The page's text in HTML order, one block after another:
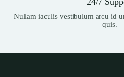
24/7
Nullam iaculis vestibulum arcu id
quis.